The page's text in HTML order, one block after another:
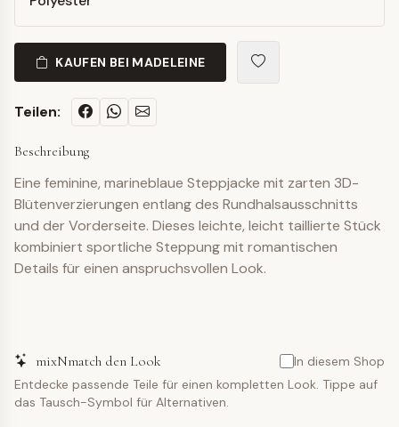
KAUFEN BEI MADELEINE
Teilen:
Beschreibung
Eine feminine, marineblaue Steppjacke mit zarten 3D-
Blütenverzierungen entlang des Rundhalsausschnitts
und der Vorderseite. Dieses leichte, leicht taillierte Stück
kombiniert sportliche Steppung mit romantischen
Details für einen anspruchsvollen Look.
mixNmatch den Look
In diesem Shop
Entdecke passende Teile für einen kompletten Look. Tippe auf
das Tausch-Symbol für Alternativen.